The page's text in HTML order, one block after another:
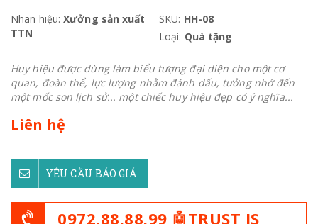
Nhãn hiệu: Xưởng sản xuất
TTN
SKU: HH-08
Loại: Quà tặng
Huy hiệu được dùng làm biểu tượng đại diện cho một cơ
quan, đoàn thể, lực lượng nhằm đánh dấu, tưởng nhớ đến
một mốc son lịch sử... một chiếc huy hiệu đẹp có ý nghĩa...
Liên hệ
YÊU CẦU BÁO GIÁ
0972.88.88.99 🤖TRUST IS